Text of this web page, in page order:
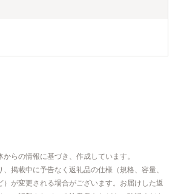
らの情報に基づき、作成しています。
掲載中に予告なく返礼品の仕様（規格、容量、
）が変更される場合がございます。お届けした返